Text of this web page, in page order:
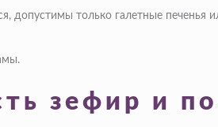
только галетные печенья
зефир и